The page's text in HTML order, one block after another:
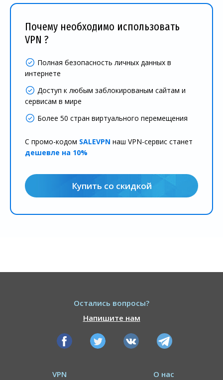
Почему необходимо использовать
VPN ?
Полная безопасность личных данных в
интернете
Доступ к любым заблокированым сайтам и
сервисам в мире
Более 50 стран виртуального перемещения
С промо-кодом SALEVPN наш VPN-сервис станет
дешевле на 10%
Купить со скидкой
Остались вопросы?
Напишите нам
VPN
О нас